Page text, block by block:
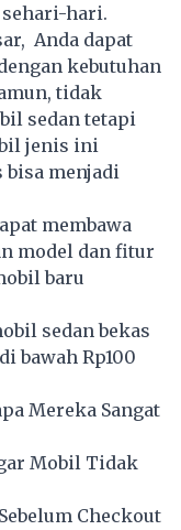
hari.
Anda dapat
kebutuhan
tidak
sedan tetapi
jenis ini
bisa menjadi
membawa
model dan fitur
baru
sedan bekas
bawah Rp100
Mereka Sangat
Mobil Tidak
Checkout